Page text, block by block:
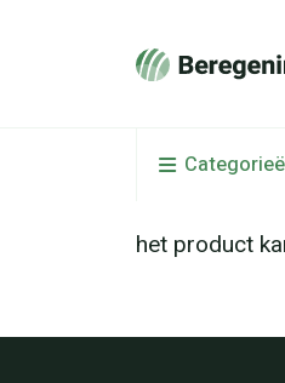
het product